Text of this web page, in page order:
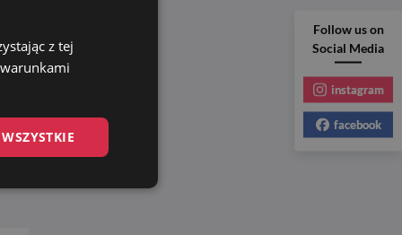
Follow us on
Social Media
instagram
facebook
z tej